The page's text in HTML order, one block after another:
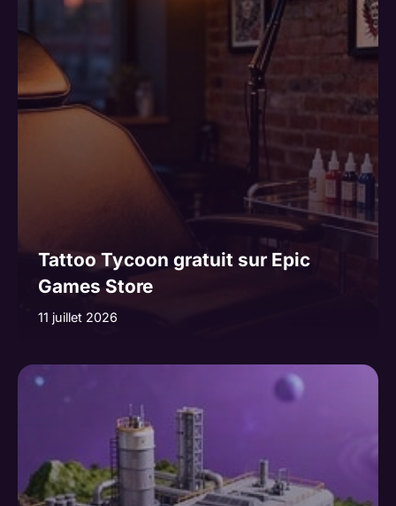
Tattoo Tycoon gratuit sur Epic
Games Store
11 juillet 2026